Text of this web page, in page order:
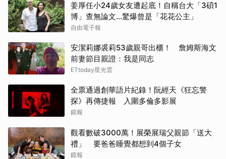
姜厚任小24歲女友遭起底！自稱台大「3碩1
博」查無論文…驚爆曾是「花花公主」
自由電子報
安潔莉娜裘莉53歲親哥出櫃！ 詹姆斯海文
前妻節目親證：我是同志
ETtoday星光雲
全票通過創華語片紀錄！阮經天《狂忘警
探》再傳捷報 入圍多倫多影展
鏡報
觀看數破3000萬！展榮展瑞父親節「送大
禮」 要爸爸睡覺都想到4個子女
鏡報